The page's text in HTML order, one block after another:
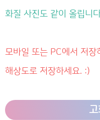
화질 사진도 같이 올립니
모바일 또는 PC에서 저장
해상도로 저장하세요. :)